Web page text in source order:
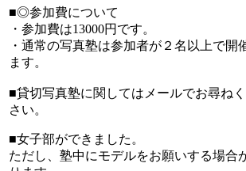
■◎参加費について
・参加費は13000円です。
・通常の写真塾は参加者が２名以上で開
ます。
■貸切写真塾に関してはメールでお尋ね
さい。
■女子部ができました。
ただし、塾中にモデルをお願いする場合